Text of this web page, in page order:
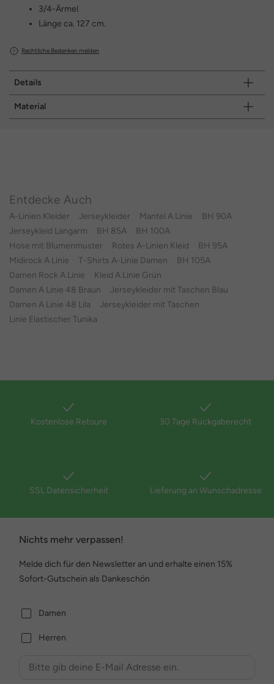
3/4-Ärmel
Länge ca. 127 cm.
Rechtliche Bedenken melden
Details
Material
Entdecke Auch
A-Linien Kleider Jerseykleider Mantel A Linie
BH 90A
Jerseykleid Langarm
BH 85A
BH 100A
Hose mit Blumenmuster
Rotes A-Linien Kleid
BH 95A
Midirock A Linie
T-Shirts A-Linie Damen
BH 105A
Damen Rock A Linie
Kleid A Linie Grün
Damen A Linie 48 Braun
Jerseykleider mit Taschen Blau
Damen A Linie 48 Lila
Jerseykleider mit Taschen
Linie Elastischer Tunika
Kostenlose Retoure 30 Tage Rückgaberecht
SSL Datensicherheit Lieferung an Wunschadresse
Nichts mehr verpassen!
Melde dich für den Newsletter an und erhalte einen 15%
Sofort-Gutschein als Dankeschön
Damen
Herren